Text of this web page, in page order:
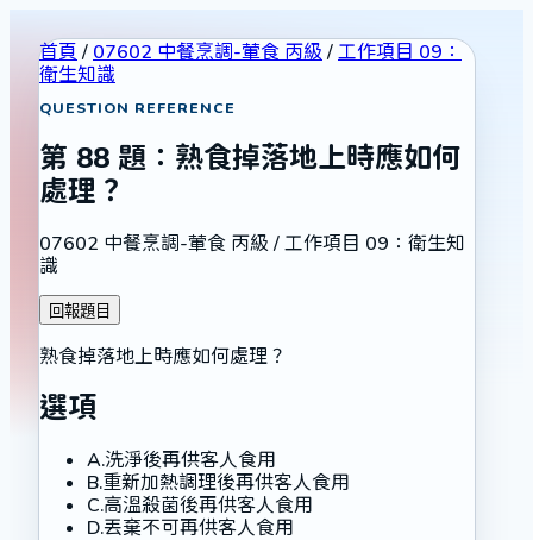
首頁 / 07602 中餐烹調-葷食 丙級 / 工作項目 09：
衛生知識
QUESTION REFERENCE
第 88 題： 熟食掉落地上時應如何
處理？
07602 中餐烹調-葷食 丙級 / 工作項目 09：衛生知
識
回報題目
熟食掉落地上時應如何處理？
選項
A.洗淨後再供客人食用
B.重新加熱調理後再供客人食用
C.高溫殺菌後再供客人食用
D.丟棄不可再供客人食用